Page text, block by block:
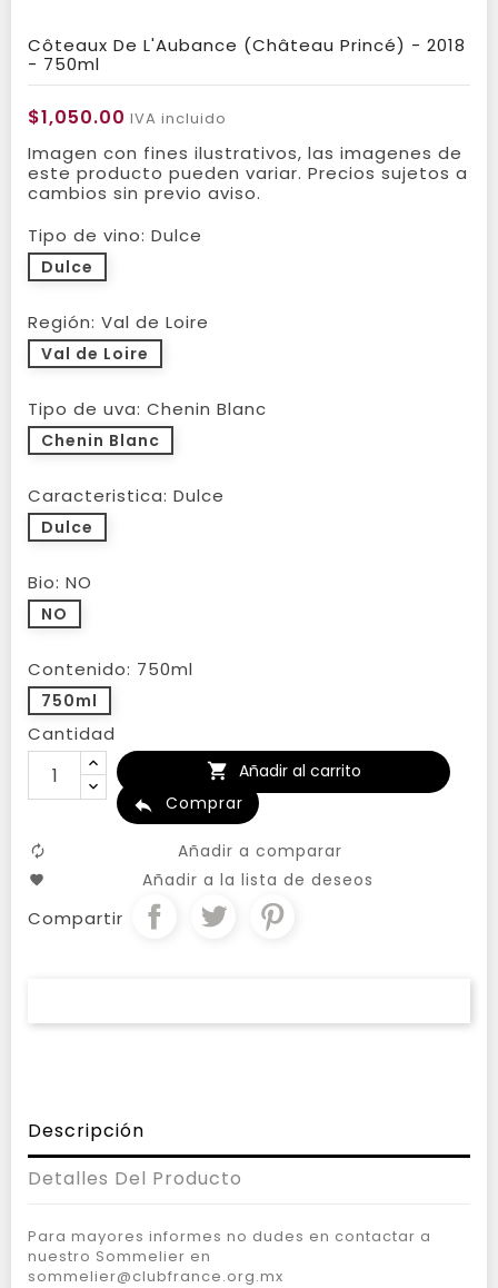
Côteaux De L'Aubance (Château Princé) - 2018
- 750ml
$1,050.00 IVA incluido
Imagen con fines ilustrativos, las imagenes de
este producto pueden variar. Precios sujetos a
cambios sin previo aviso.
Tipo de vino: Dulce
Dulce
Región: Val de Loire
Val de Loire
Tipo de uva: Chenin Blanc
Chenin Blanc
Caracteristica: Dulce
Dulce
Bio: NO
NO
Contenido: 750ml
750ml
Cantidad
 Añadir al carrito

Comprar
Añadir a comparar
Añadir a la lista de deseos
Compartir
Descripción
Detalles Del Producto
Para mayores informes no dudes en contactar a
nuestro Sommelier en
sommelier@clubfrance.org.mx